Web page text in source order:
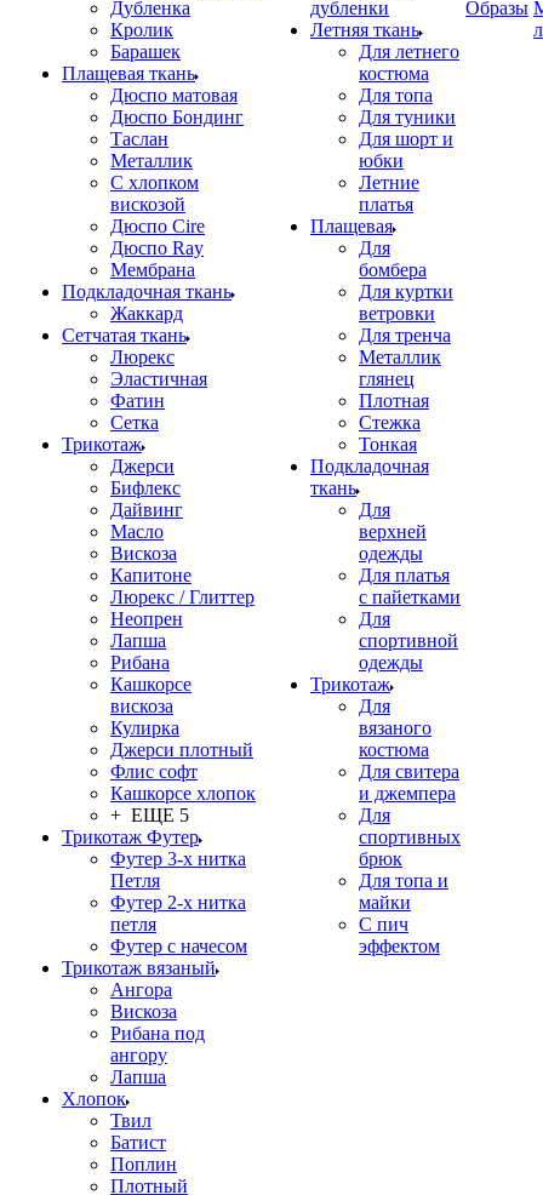
Дубленка
Кролик
Барашек
Плащевая ткань
Дюспо матовая
Дюспо Бондинг
Таслан
Металлик
С хлопком
вискозой
Дюспо Cire
Дюспо Ray
Мембрана
Подкладочная ткань
Жаккард
Сетчатая ткань
Люрекс
Эластичная
Фатин
Сетка
Трикотаж
Джерси
Бифлекс
Дайвинг
Масло
Вискоза
Капитоне
Люрекс / Глиттер
Неопрен
Лапша
Рибана
Кашкорсе
вискоза
Кулирка
Джерси плотный
Флис софт
Кашкорсе хлопок
+ ЕЩЕ 5
Трикотаж Футер
Футер 3-х нитка
Петля
Футер 2-х нитка
петля
Футер с начесом
Трикотаж вязаный
Ангора
Вискоза
Рибана под
ангору
Лапша
Хлопок
Твил
Батист
Поплин
Плотный
дубленки
Летняя ткань
Для летнего
костюма
Для топа
Для туники
Для шорт и
юбки
Летние
платья
Плащевая
Для
бомбера
Для куртки
ветровки
Для тренча
Металлик
глянец
Плотная
Стежка
Тонкая
Подкладочная
ткань
Для
верхней
одежды
Для платья
с пайетками
Для
спортивной
одежды
Трикотаж
Для
вязаного
костюма
Для свитера
и джемпера
Для
спортивных
брюк
Для топа и
майки
С пич
эффектом
Образы